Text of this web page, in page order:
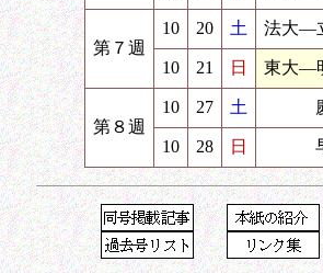
第７週
10 20 土 法大―
10 21 日 東大―
第８週
10 27 土
10 28 日